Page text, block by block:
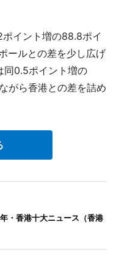
イント増の88.8ポイ
ールとの差を少し広げ
同0.5ポイント増の
がら香港との差を詰め
・香港十大ニュース（香港